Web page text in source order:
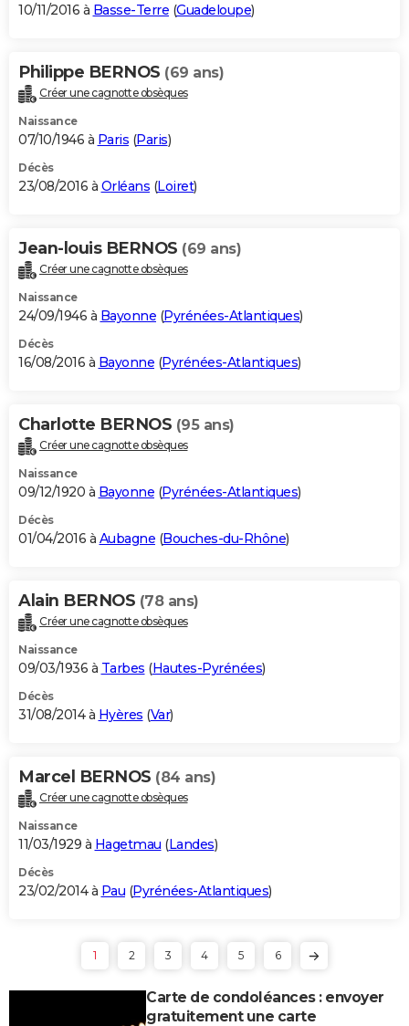
10/11/2016 à Basse-Terre (Guadeloupe)
Philippe BERNOS (69 ans)
Créer une cagnotte obsèques
Naissance
07/10/1946 à Paris (Paris)
Décès
23/08/2016 à Orléans (Loiret)
Jean-louis BERNOS (69 ans)
Créer une cagnotte obsèques
Naissance
24/09/1946 à Bayonne (Pyrénées-Atlantiques)
Décès
16/08/2016 à Bayonne (Pyrénées-Atlantiques)
Charlotte BERNOS (95 ans)
Créer une cagnotte obsèques
Naissance
09/12/1920 à Bayonne (Pyrénées-Atlantiques)
Décès
01/04/2016 à Aubagne (Bouches-du-Rhône)
Alain BERNOS (78 ans)
Créer une cagnotte obsèques
Naissance
09/03/1936 à Tarbes (Hautes-Pyrénées)
Décès
31/08/2014 à Hyères (Var)
Marcel BERNOS (84 ans)
Créer une cagnotte obsèques
Naissance
11/03/1929 à Hagetmau (Landes)
Décès
23/02/2014 à Pau (Pyrénées-Atlantiques)
1 2 3 4 5 6
Carte de condoléances : envoyer
gratuitement une carte